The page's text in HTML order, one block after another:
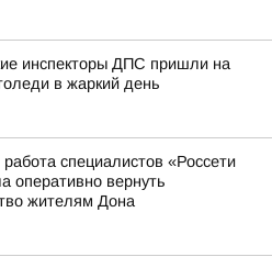
инспекторы ДПС пришли на
в жаркий день
специалистов «Россети
оперативно вернуть
жителям Дона